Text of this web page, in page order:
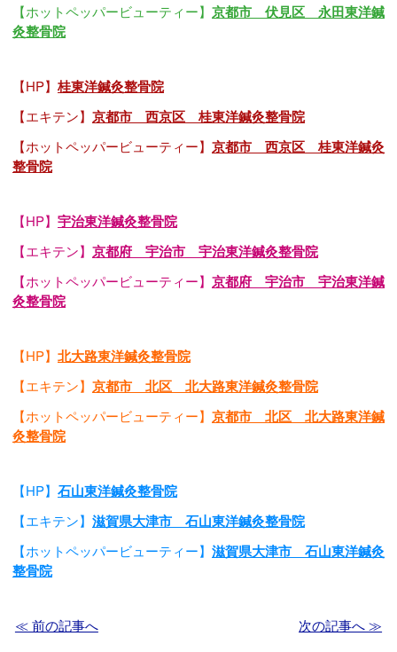
【ホットペッパービューティー】 京都市 伏見区 永田東洋鍼
灸整骨院
【HP】 桂東洋鍼灸整骨院
【エキテン】 京都市 西京区 桂東洋鍼灸整骨院
【ホットペッパービューティー】 京都市 西京区 桂東洋鍼灸
整骨院
【HP】 宇治東洋鍼灸整骨院
【エキテン】 京都府 宇治市 宇治東洋鍼灸整骨院
【ホットペッパービューティー】 京都府 宇治市 宇治東洋鍼
灸整骨院
【HP】 北大路東洋鍼灸整骨院
【エキテン】 京都市 北区 北大路東洋鍼灸整骨院
【ホットペッパービューティー】 京都市 北区 北大路東洋鍼
灸整骨院
【HP】 石山東洋鍼灸整骨院
【エキテン】 滋賀県大津市 石山東洋鍼灸整骨院
【ホットペッパービューティー】 滋賀県大津市 石山東洋鍼灸
整骨院
≪ 前の記事へ 次の記事へ ≫